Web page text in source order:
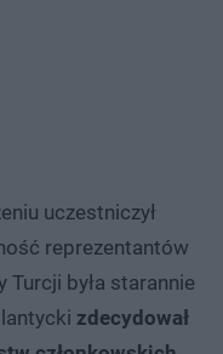
uczestniczył
reprezentantów
była starannie
zdecydował